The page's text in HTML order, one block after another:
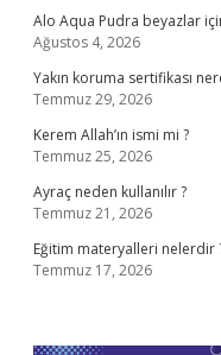
Alo Aqua Pudra beyazlar
Ağustos 4, 2026
Yakın koruma sertifikası
Temmuz 29, 2026
Kerem Allah’ın ismi mi ?
Temmuz 25, 2026
Ayraç neden kullanılır ?
Temmuz 21, 2026
Eğitim materyalleri nelerdir
Temmuz 17, 2026